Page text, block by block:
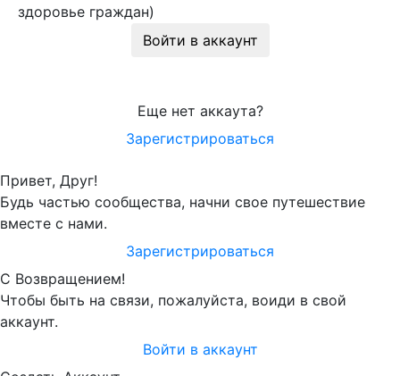
здоровье граждан)
Войти в аккаунт
Еще нет аккаута?
Зарегистрироваться
Привет, Друг!
Будь частью сообщества, начни свое путешествие
вместе с нами.
Зарегистрироваться
С Возвращением!
Чтобы быть на связи, пожалуйста, воиди в свой
аккаунт.
Войти в аккаунт